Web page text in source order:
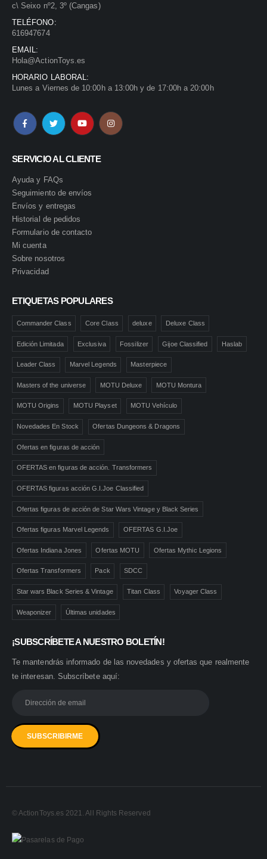
c\ Seixo nº2, 3º (Cangas)
TELÉFONO:
616947674
EMAIL:
Hola@ActionToys.es
HORARIO LABORAL:
Lunes a Viernes de 10:00h a 13:00h y de 17:00h a 20:00h
SERVICIO AL CLIENTE
Ayuda y FAQs
Seguimiento de envíos
Envíos y entregas
Historial de pedidos
Formulario de contacto
Mi cuenta
Sobre nosotros
Privacidad
ETIQUETAS POPULARES
Commander Class Core Class deluxe Deluxe Class
Edición Limitada Exclusiva Fossilizer Gijoe Classified Haslab
Leader Class Marvel Legends Masterpiece
Masters of the universe MOTU Deluxe MOTU Montura
MOTU Origins MOTU Playset MOTU Vehículo
Novedades En Stock Ofertas Dungeons & Dragons
Ofertas en figuras de acción
OFERTAS en figuras de acción. Transformers
OFERTAS figuras acción G.I.Joe Classified
Ofertas figuras de acción de Star Wars Vintage y Black Series
Ofertas figuras Marvel Legends OFERTAS G.I.Joe
Ofertas Indiana Jones Ofertas MOTU Ofertas Mythic Legions
Ofertas Transformers Pack SDCC
Star wars Black Series & Vintage Titan Class Voyager Class
Weaponizer Últimas unidades
¡SUBSCRÍBETE A NUESTRO BOLETÍN!
Te mantendrás informado de las novedades y ofertas que realmente
te interesan. Subscríbete aquí:
© ActionToys.es 2021. All Rights Reserved